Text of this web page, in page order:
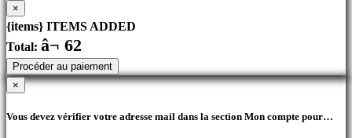
×
{items} ITEMS ADDED
Total: â¬ 62
Procéder au paiement
×
Vous devez vérifier votre adresse mail dans la section Mon compte pour